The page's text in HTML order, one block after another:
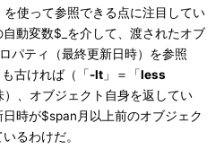
を使って参照できる点に注目してい
動変数$_を介して、渡されたオブ
パティ（最終更新日時）を参照
古ければ（「-lt 」＝「less
）、オブジェクト自身を返してい
時が$span月以上前のオブジェク
るわけだ。